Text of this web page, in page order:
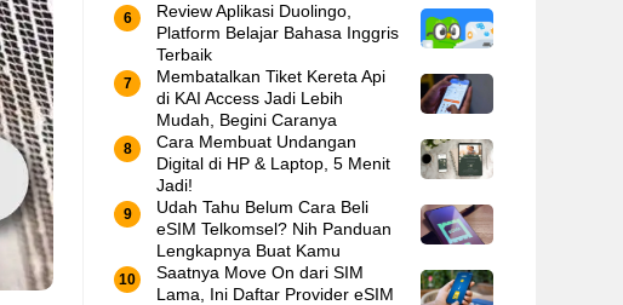
Review Aplikasi Duolingo,
Platform Belajar Bahasa Inggris
Terbaik
Membatalkan Tiket Kereta Api
di KAI Access Jadi Lebih
Mudah, Begini Caranya
Cara Membuat Undangan
Digital di HP & Laptop, 5 Menit
Jadi!
Udah Tahu Belum Cara Beli
eSIM Telkomsel? Nih Panduan
Lengkapnya Buat Kamu
Saatnya Move On dari SIM
Lama, Ini Daftar Provider eSIM